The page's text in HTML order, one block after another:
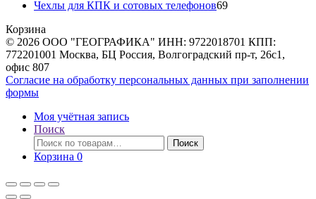
товара
Чехлы для КПК и сотовых телефонов6969
Корзина
© 2026 ООО "ГЕОГРАФИКА" ИНН: 9722018701 КПП:
772201001 Москва, БЦ Россия, Волгоградский пр-т, 26с1,
офис 807
Согласие на обработку персональных данных при заполнении
формы
Моя учётная запись
Поиск
Искать:
Поиск
Корзина 0